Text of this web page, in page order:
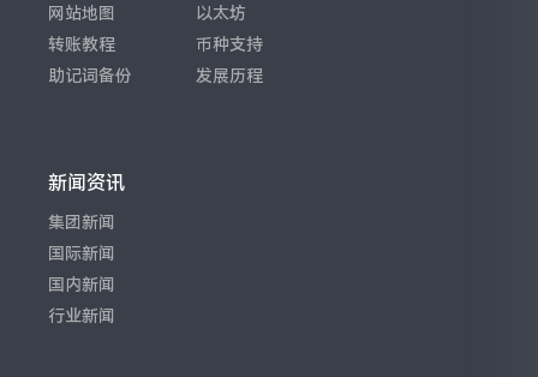
网站地图
转账教程
助记词备份
以太坊
币种支持
发展历程
新闻资讯
集团新闻
国际新闻
国内新闻
行业新闻